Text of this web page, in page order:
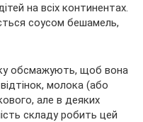
на всіх континентах.
соусом бешамель,
обсмажують, щоб вона
молока (або
але в деяких
складу робить цей